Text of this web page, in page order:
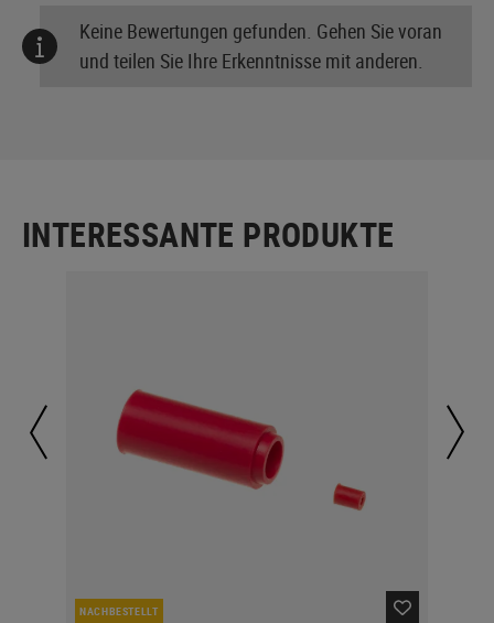
Keine Bewertungen gefunden. Gehen Sie voran
und teilen Sie Ihre Erkenntnisse mit anderen.
INTERESSANTE PRODUKTE
NACHBESTELLT